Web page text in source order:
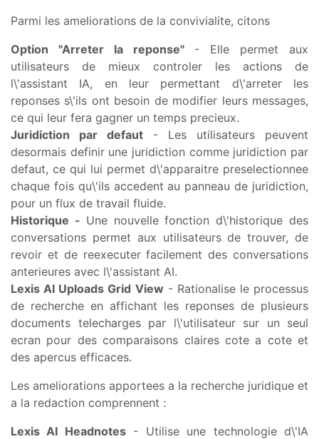
Parmi les ameliorations de la convivialite, citons
Option "Arreter la reponse" - Elle permet aux
utilisateurs de mieux controler les actions de
l\'assistant IA, en leur permettant d\'arreter les
reponses s\'ils ont besoin de modifier leurs messages,
ce qui leur fera gagner un temps precieux.
Juridiction par defaut - Les utilisateurs peuvent
desormais definir une juridiction comme juridiction par
defaut, ce qui lui permet d\'apparaitre preselectionnee
chaque fois qu\'ils accedent au panneau de juridiction,
pour un flux de travail fluide.
Historique - Une nouvelle fonction d\'historique des
conversations permet aux utilisateurs de trouver, de
revoir et de reexecuter facilement des conversations
anterieures avec l\'assistant AI.
Lexis AI Uploads Grid View - Rationalise le processus
de recherche en affichant les reponses de plusieurs
documents telecharges par l\'utilisateur sur un seul
ecran pour des comparaisons claires cote a cote et
des apercus efficaces.
Les ameliorations apportees a la recherche juridique et
a la redaction comprennent :
Lexis AI Headnotes- Utilise une technologie d\'IA